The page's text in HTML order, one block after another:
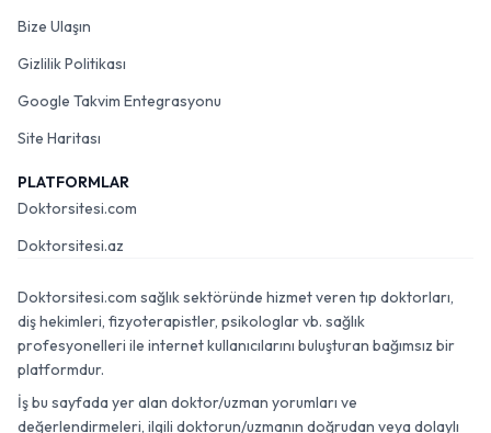
Bize Ulaşın
Gizlilik Politikası
Google Takvim Entegrasyonu
Site Haritası
PLATFORMLAR
Doktorsitesi.com
Doktorsitesi.az
Doktorsitesi.com sağlık sektöründe hizmet veren tıp doktorları,
diş hekimleri, fizyoterapistler, psikologlar vb. sağlık
profesyonelleri ile internet kullanıcılarını buluşturan bağımsız bir
platformdur.
İş bu sayfada yer alan doktor/uzman yorumları ve
değerlendirmeleri, ilgili doktorun/uzmanın doğrudan veya dolaylı